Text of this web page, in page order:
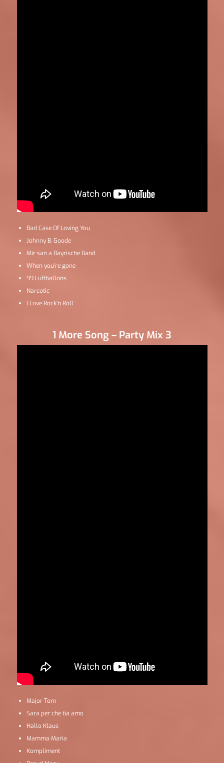
Bad Case Of Loving You
Johnny B. Goode
Mir san a Bayrische Band
When you’re gone
99 Luftballons
Narcotic
I Love Rock’n Roll
1 More Song – Party Mix 3
Major Tom
Sara per che tia amo
Hallo Klaus
Mamma Maria
Kompliment